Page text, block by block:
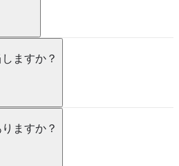
ますか？
ますか？